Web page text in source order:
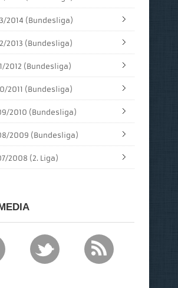
2014 (Bundesliga)
2013 (Bundesliga)
2012 (Bundesliga)
2011 (Bundesliga)
2010 (Bundesliga)
2009 (Bundesliga)
2008 (2. Liga)